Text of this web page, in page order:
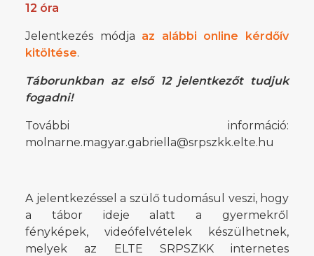
12 óra
Jelentkezés módja az alábbi online kérdőív
kitöltése.
Táborunkban az első 12 jelentkezőt tudjuk
fogadni!
További információ:
molnarne.magyar.gabriella@srpszkk.elte.hu
A jelentkezéssel a szülő tudomásul veszi, hogy
a tábor ideje alatt a gyermekről
fényképek, videófelvételek készülhetnek,
melyek az ELTE SRPSZKK internetes